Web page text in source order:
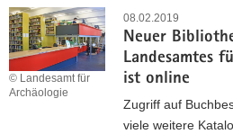
08.02.2019
Neuer
Landesamtes
ist online
© Landesamt für
Archäologie
Zugriff auf
viele weitere